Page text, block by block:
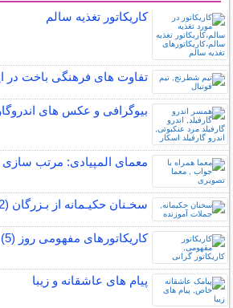
کاریکاتور تغذیه سالم
تفاوت های فرهنگی باخت در
بیوگرافی و عکس های
معمای المپیادی: مرتب سازی
سخـنان حکیـمانه از بـزرگان (32)
کاریکاتورهای مفهومی روز (5)
پیام های عاشقانه و زیبا